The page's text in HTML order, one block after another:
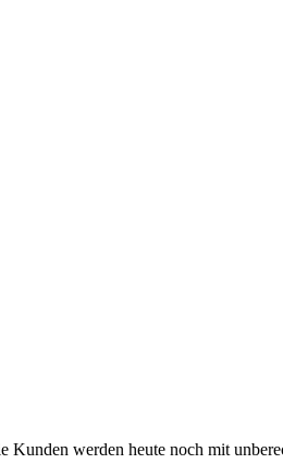
Kunden werden heute noch mit